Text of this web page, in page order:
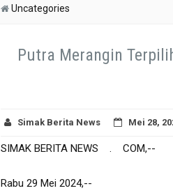
Uncategories
Putra Merangin
Simak Berita News Mei 28,
SIMAK BERITA NEWS . COM,--
Rabu 29 Mei 2024,--